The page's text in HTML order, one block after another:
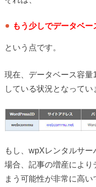
もう少しでデータベ
という点です。
現在、データベース容
している状況となってい
もし、wpXレンタルサ
場合、記事の増産によ
まう可能性が非常に高い